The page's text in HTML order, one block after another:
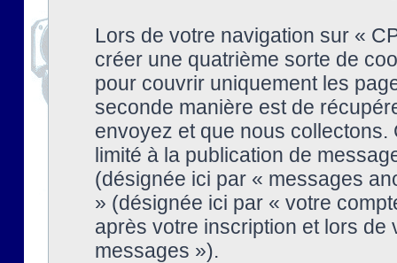
Lors de votre navigation sur «
créer une quatrième sorte de
pour couvrir uniquement les
seconde manière est de
envoyez et que nous collectons.
limité à la publication de
(désignée ici par « messages
» (désignée ici par « votre
après votre inscription et lors
messages »).